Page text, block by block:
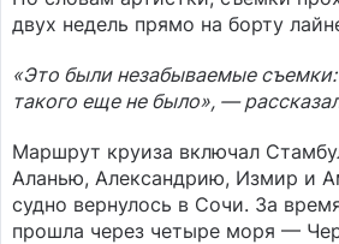
двух недель прямо на борту
«Это были незабываемые
такого еще не было», —
Маршрут круиза включал
Аланью, Александрию, Измир и
судно вернулось в Сочи. За
прошла через четыре моря —